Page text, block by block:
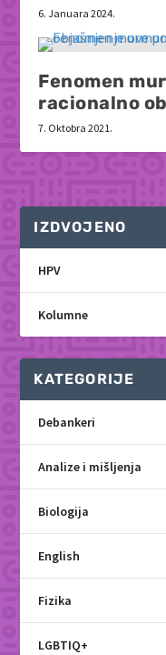
6. Januara 2024.
Fenomen
racionalno
7. Oktobra 2021.
IZDVOJENO
HPV
Kolumne
KATEGORIJE
Debankeri
Analize i mišljenja
Biologija
English
Fizika
LGBTIQ+